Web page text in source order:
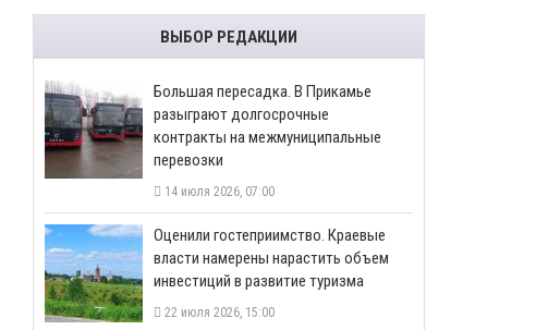
ВЫБОР РЕДАКЦИИ
Большая пересадка. В Прикамье
разыграют долгосрочные
контракты на межмуниципальные
перевозки
14 июля 2026, 07:00
Оценили гостеприимство. Краевые
власти намерены нарастить объем
инвестиций в развитие туризма
22 июля 2026, 15:00